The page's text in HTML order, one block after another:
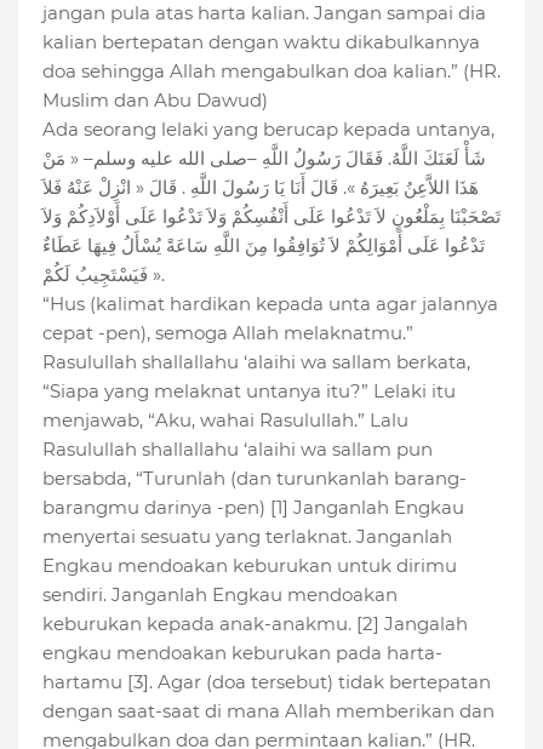
jangan pula atas harta kalian. Jangan sampai dia
kalian bertepatan dengan waktu dikabulkannya
doa sehingga Allah mengabulkan doa kalian.” (HR.
Muslim dan Abu Dawud)
Ada seorang lelaki yang berucap kepada untanya,
شَأْ لَعَنَكَ اللَّهُ. فَقَالَ رَسُولُ اللَّهِ –صلى الله عليه وسلم– « مَنْ
هَذَا اللاَّعِنُ بَعِيرَهُ ». قَالَ أَنَا يَا رَسُولَ اللَّهِ . قَالَ « انْزِلْ عَنْهُ فَلاَ
تَصْحَبْنَا بِمَلْعُونٍ لاَ تَدْعُوا عَلَى أَنْفُسِكُمْ وَلاَ تَدْعُوا عَلَى أَوْلاَدِكُمْ وَلاَ
تَدْعُوا عَلَى أَمْوَالِكُمْ لاَ تُوَافِقُوا مِنَ اللَّهِ سَاعَةً يُسْأَلُ فِيهَا عَطَاءٌ
فَيَسْتَجِيبُ لَكُمْ ».
“Hus (kalimat hardikan kepada unta agar jalannya
cepat -pen), semoga Allah melaknatmu.”
Rasulullah shallallahu ‘alaihi wa sallam berkata,
“Siapa yang melaknat untanya itu?” Lelaki itu
menjawab, “Aku, wahai Rasulullah.” Lalu
Rasulullah shallallahu ‘alaihi wa sallam pun
bersabda, “Turunlah (dan turunkanlah barang-
barangmu darinya -pen) [1] Janganlah Engkau
menyertai sesuatu yang terlaknat. Janganlah
Engkau mendoakan keburukan untuk dirimu
sendiri. Janganlah Engkau mendoakan
keburukan kepada anak-anakmu. [2] Jangalah
engkau mendoakan keburukan pada harta-
hartamu [3]. Agar (doa tersebut) tidak bertepatan
dengan saat-saat di mana Allah memberikan dan
mengabulkan doa dan permintaan kalian.” (HR.